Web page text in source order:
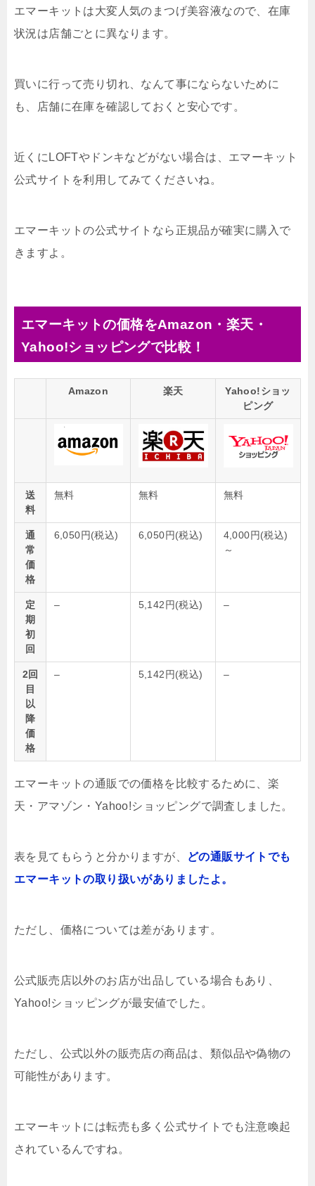
エマーキットは大変人気のまつげ美容液なので、在庫
状況は店舗ごとに異なります。
買いに行って売り切れ、なんて事にならないために
も、店舗に在庫を確認しておくと安心です。
近くにLOFTやドンキなどがない場合は、エマーキット
公式サイトを利用してみてくださいね。
エマーキットの公式サイトなら正規品が確実に購入で
きますよ。
エマーキットの価格をAmazon・楽天・
Yahoo!ショッピングで比較！
Amazon 楽天
Yahoo!ショッ
ピング
送
料
無料 無料 無料
通
常
価
格
6,050円(税込) 6,050円(税込)
4,000円(税込)
～
定
期
初
回
– 5,142円(税込) –
2回
目
以
降
価
格
– 5,142円(税込) –
エマーキットの通販での価格を比較するために、楽
天・アマゾン・Yahoo!ショッピングで調査しました。
表を見てもらうと分かりますが、
どの通販サイトでも
エマーキットの取り扱いがありましたよ。
ただし、価格については差があります。
公式販売店以外のお店が出品している場合もあり、
Yahoo!ショッピングが最安値でした。
ただし、公式以外の販売店の商品は、類似品や偽物の
可能性があります。
エマーキットには転売も多く公式サイトでも注意喚起
されているんですね。